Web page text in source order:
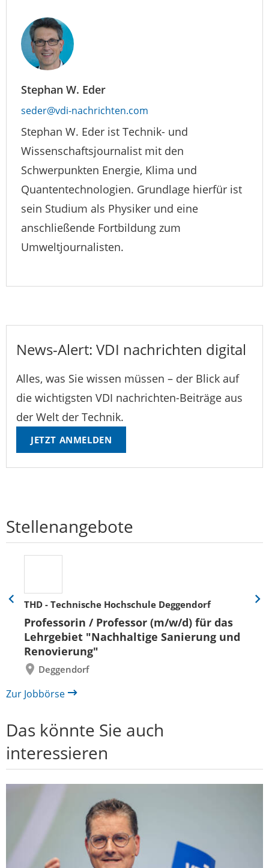
Stephan W. Eder
seder@vdi-nachrichten.com
Stephan W. Eder ist Technik- und
Wissenschaftsjournalist mit den
Schwerpunkten Energie, Klima und
Quantentechnologien. Grundlage hierfür ist
sein Studium als Physiker und eine
anschließende Fortbildung zum
Umweltjournalisten.
News-Alert: VDI nachrichten digital
Alles, was Sie wissen müssen – der Blick auf
die wichtigsten VDI nachrichten-Beiträge aus
der Welt der Technik.
JETZT ANMELDEN
Stellenangebote
THD - Technische Hochschule Deggendorf
Professorin / Professor (m/w/d) für das
Lehrgebiet "Nachhaltige Sanierung und
Renovierung"
Deggendorf
Eine
zurück
Eine
Zur Jobbörse
Das könnte Sie auch
interessieren